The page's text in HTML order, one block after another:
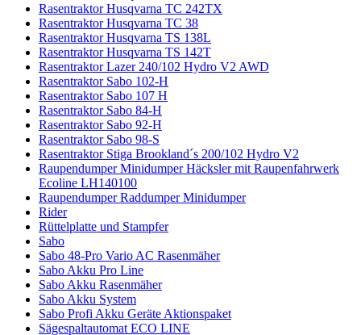
Rasentraktor Husqvarna TC 242TX
Rasentraktor Husqvarna TC 38
Rasentraktor Husqvarna TS 138L
Rasentraktor Husqvarna TS 142T
Rasentraktor Lazer 240/102 Hydro V2 AWD
Rasentraktor Sabo 102-H
Rasentraktor Sabo 107 H
Rasentraktor Sabo 84-H
Rasentraktor Sabo 92-H
Rasentraktor Sabo 98-S
Rasentraktor Stiga Brookland´s 200/102 Hydro V2
Raupendumper Minidumper Häcksler mit Raupenfahrwerk
Ecoline LH140100
Raupendumper Raddumper Minidumper
Rider
Rüttelplatte und Stampfer
Sabo
Sabo 48-Pro Vario AC Rasenmäher
Sabo Akku Pro Line
Sabo Akku Rasenmäher
Sabo Akku System
Sabo Profi Akku Geräte Aktionspaket
Sägespaltautomat ECO LINE